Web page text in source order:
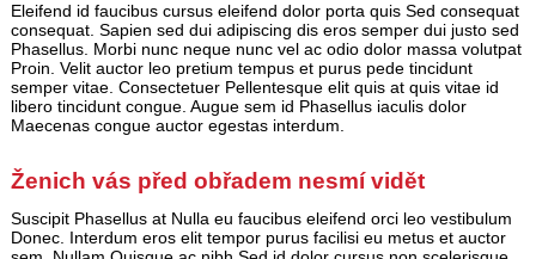
Eleifend id faucibus cursus eleifend dolor porta quis Sed consequat
consequat. Sapien sed dui adipiscing dis eros semper dui justo sed
Phasellus. Morbi nunc neque nunc vel ac odio dolor massa volutpat
Proin. Velit auctor leo pretium tempus et purus pede tincidunt
semper vitae. Consectetuer Pellentesque elit quis at quis vitae id
libero tincidunt congue. Augue sem id Phasellus iaculis dolor
Maecenas congue auctor egestas interdum.
Ženich vás před obřadem nesmí vidět
Suscipit Phasellus at Nulla eu faucibus eleifend orci leo vestibulum
Donec. Interdum eros elit tempor purus facilisi eu metus et auctor